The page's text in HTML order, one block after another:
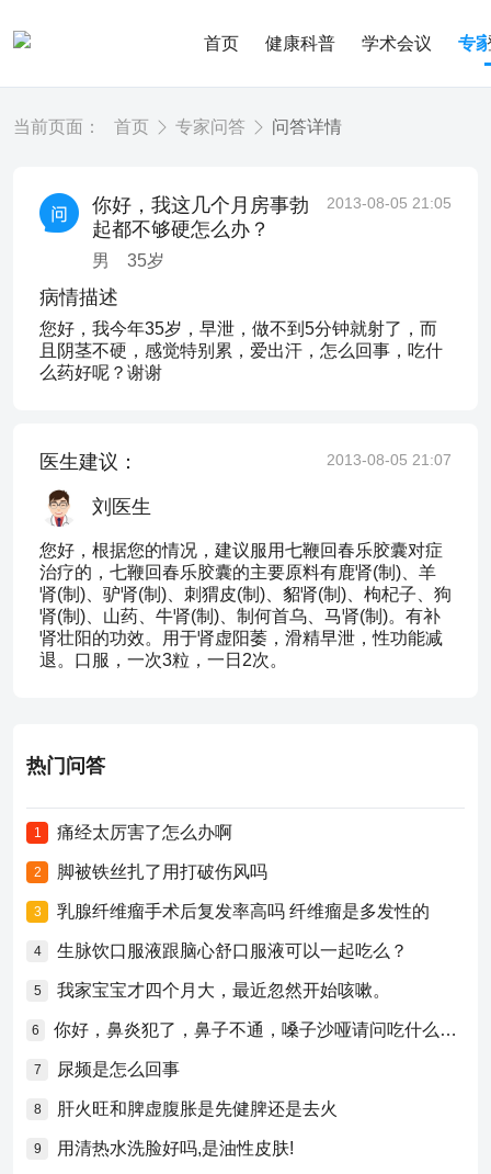
首页 健康科普 学术会议 专
当前页面： 首页 专家问答 问答详情
你好，我这几个月房事勃
起都不够硬怎么办？
男 35岁
2013-08-05 21:05
病情描述
您好，我今年35岁，早泄，做不到5分钟就射了，而
且阴茎不硬，感觉特别累，爱出汗，怎么回事，吃什
么药好呢？谢谢
医生建议： 2013-08-05 21:07
刘医生
您好，根据您的情况，建议服用七鞭回春乐胶囊对症
治疗的，七鞭回春乐胶囊的主要原料有鹿肾(制)、羊
肾(制)、驴肾(制)、刺猬皮(制)、貂肾(制)、枸杞子、狗
肾(制)、山药、牛肾(制)、制何首乌、马肾(制)。有补
肾壮阳的功效。用于肾虚阳萎，滑精早泄，性功能减
退。口服，一次3粒，一日2次。
热门问答
1 痛经太厉害了怎么办啊
2 脚被铁丝扎了用打破伤风吗
3 乳腺纤维瘤手术后复发率高吗 纤维瘤是多发性的
4 生脉饮口服液跟脑心舒口服液可以一起吃么？
5 我家宝宝才四个月大，最近忽然开始咳嗽。
6 你好，鼻炎犯了，鼻子不通，嗓子沙哑请问吃什么药比较好？
7 尿频是怎么回事
8 肝火旺和脾虚腹胀是先健脾还是去火
9 用清热水洗脸好吗,是油性皮肤!